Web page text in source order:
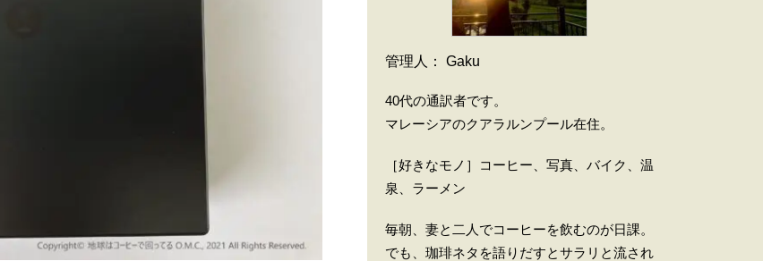
管理人： Gaku
40代の通訳者です。
マレーシアのクアラルンプール在住。
［好きなモノ］コーヒー、写真、バイク、温
泉、ラーメン
毎朝、妻と二人でコーヒーを飲むのが日課。
でも、珈琲ネタを語りだすとサラリと流され